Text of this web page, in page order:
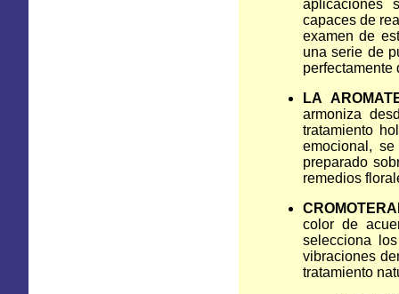
aplicaciones
capaces de
examen de
una serie de
perfectamente
LA
armoniza
tratamiento
emocional,
preparado
remedios
color de
selecciona
vibraciones
tratamiento